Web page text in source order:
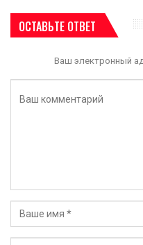
ОСТАВЬТЕ ОТВЕТ
Ваш электронный